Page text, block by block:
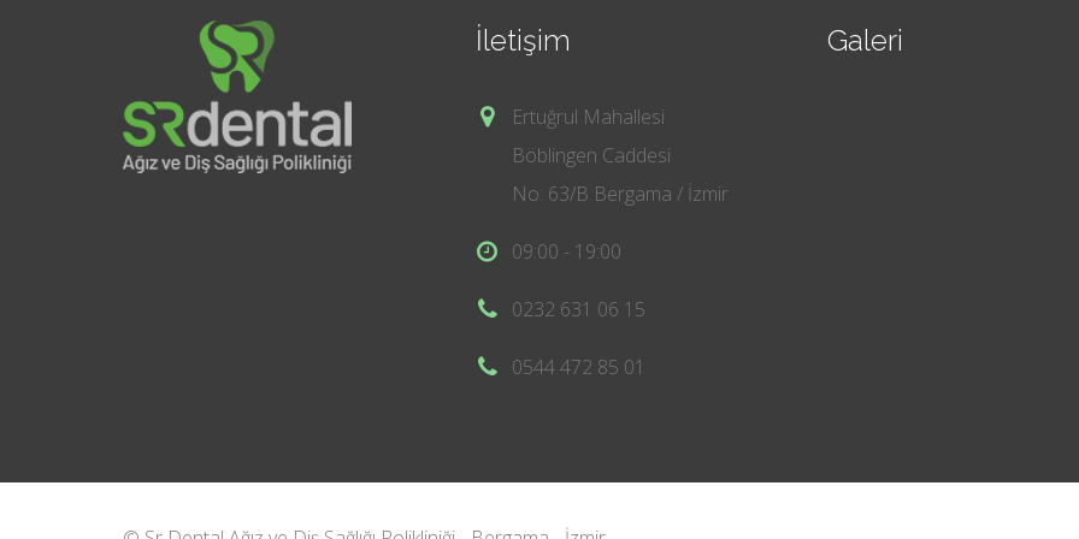
İletişim
Ertuğrul Mahallesi
Böblingen Caddesi
No: 63/B Bergama / İzmir
09:00 - 19:00
0232 631 06 15
0544 472 85 01
Galeri